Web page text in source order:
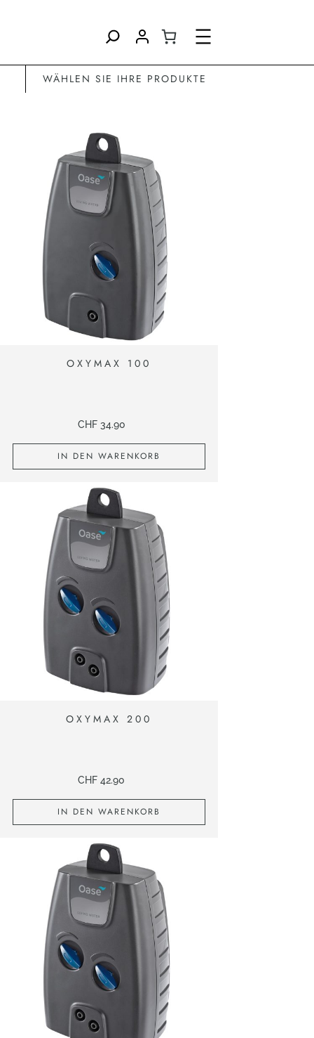
WÄHLEN SIE IHRE PRODUKTE
OXYMAX 100
CHF34.90
IN DEN WARENKORB
OXYMAX 200
CHF42.90
IN DEN WARENKORB